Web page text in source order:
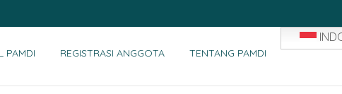
PAMDI REGISTRASI ANGGOTA TENTANG PAMDI